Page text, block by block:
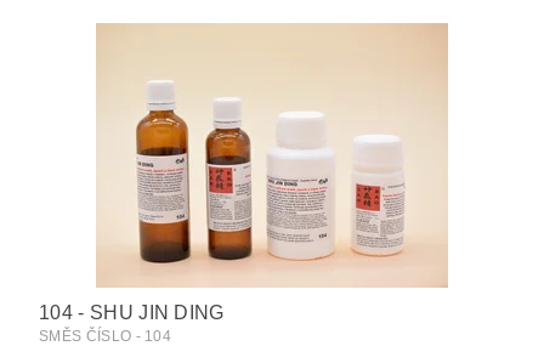
104 - SHU JIN DING
SMĚS ČÍSLO - 104